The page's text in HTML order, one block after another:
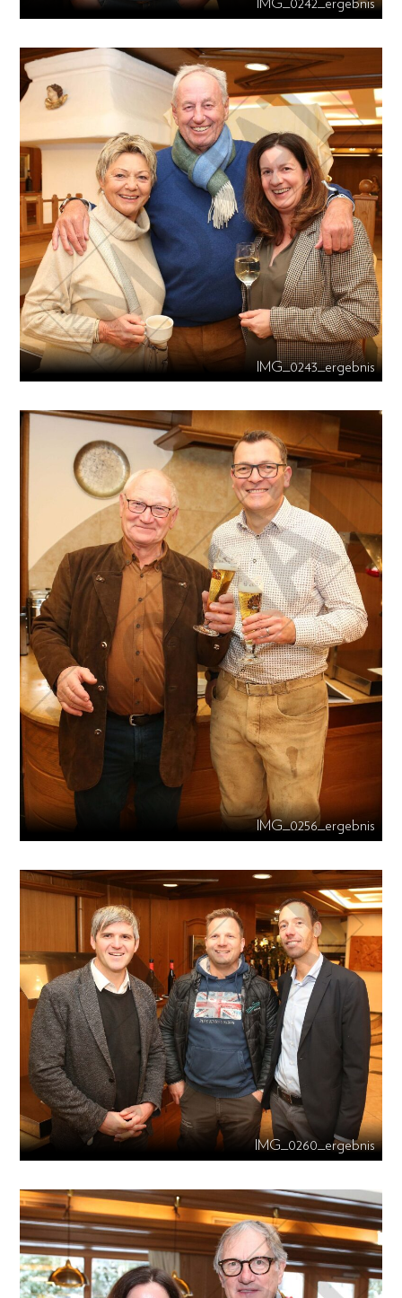
IMG_0242_ergebnis
IMG_0243_ergebnis
IMG_0256_ergebnis
IMG_0260_ergebnis